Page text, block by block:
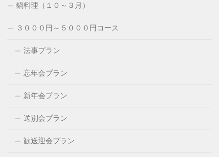
鍋料理（１０～３月）
３０００円～５０００円コース
法事プラン
忘年会プラン
新年会プラン
送別会プラン
歓送迎会プラン